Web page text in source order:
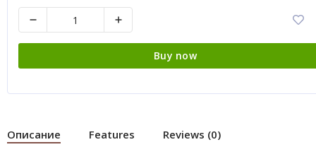
Buy now
Описание Features Reviews (0)